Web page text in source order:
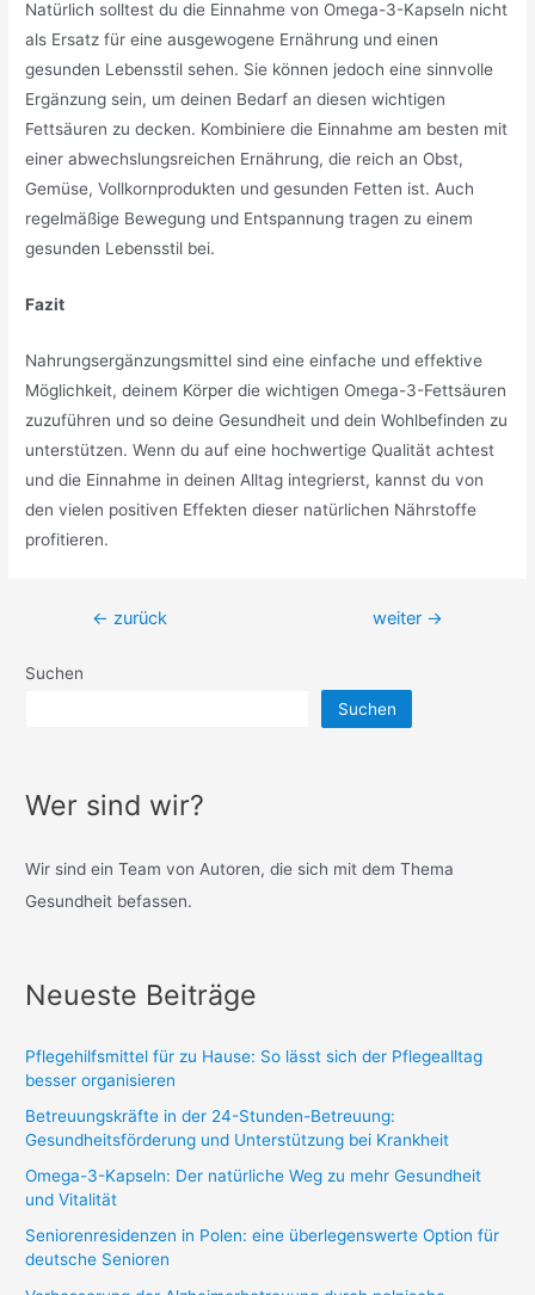
Natürlich solltest du die Einnahme von Omega-3-Kapseln nicht
als Ersatz für eine ausgewogene Ernährung und einen
gesunden Lebensstil sehen. Sie können jedoch eine sinnvolle
Ergänzung sein, um deinen Bedarf an diesen wichtigen
Fettsäuren zu decken. Kombiniere die Einnahme am besten mit
einer abwechslungsreichen Ernährung, die reich an Obst,
Gemüse, Vollkornprodukten und gesunden Fetten ist. Auch
regelmäßige Bewegung und Entspannung tragen zu einem
gesunden Lebensstil bei.
Fazit
Nahrungsergänzungsmittel sind eine einfache und effektive
Möglichkeit, deinem Körper die wichtigen Omega-3-Fettsäuren
zuzuführen und so deine Gesundheit und dein Wohlbefinden zu
unterstützen. Wenn du auf eine hochwertige Qualität achtest
und die Einnahme in deinen Alltag integrierst, kannst du von
den vielen positiven Effekten dieser natürlichen Nährstoffe
profitieren.
Beitragsnavigation
← zurück weiter →
Suchen
Suchen
Wer sind wir?
Wir sind ein Team von Autoren, die sich mit dem Thema
Gesundheit befassen.
Neueste Beiträge
Pflegehilfsmittel für zu Hause: So lässt sich der Pflegealltag
besser organisieren
Betreuungskräfte in der 24-Stunden-Betreuung:
Gesundheitsförderung und Unterstützung bei Krankheit
Omega-3-Kapseln: Der natürliche Weg zu mehr Gesundheit
und Vitalität
Seniorenresidenzen in Polen: eine überlegenswerte Option für
deutsche Senioren